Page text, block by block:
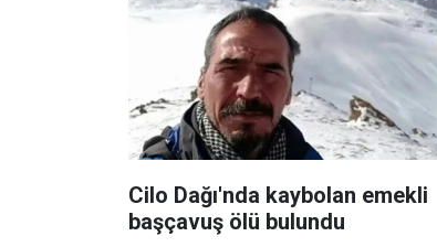
Cilo Dağı'nda kaybolan emekli
başçavuş ölü bulundu